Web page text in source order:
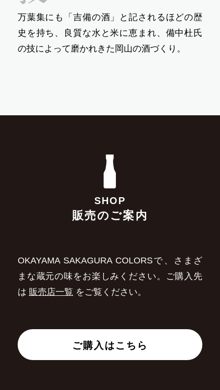
万葉集にも「吉備の酒」と記されるほどの歴
史を持ち、良質な水と米に恵まれ、備中杜氏
の技によって磨かれきた岡山の酒づくり。
SHOP
販売のご案内
OKAYAMA SAKAGURA COLORSで、さまざ
まな蔵元の味をお楽しみください。ご購入先
は 販売店一覧 をご覧ください。
ご購入はこちら